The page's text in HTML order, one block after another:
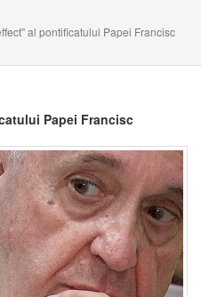
al pontificatului Papei Francisc
Papei Francisc